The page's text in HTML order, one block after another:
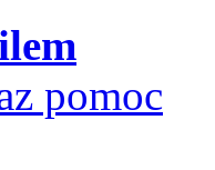
pomoc